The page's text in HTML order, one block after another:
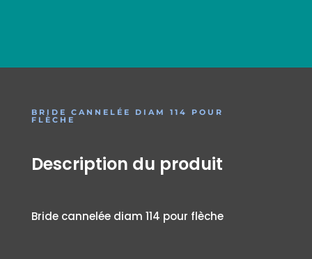
BRIDE CANNELÉE DIAM 114 POUR
FLÈCHE
Description du produit
Bride cannelée diam 114 pour flèche